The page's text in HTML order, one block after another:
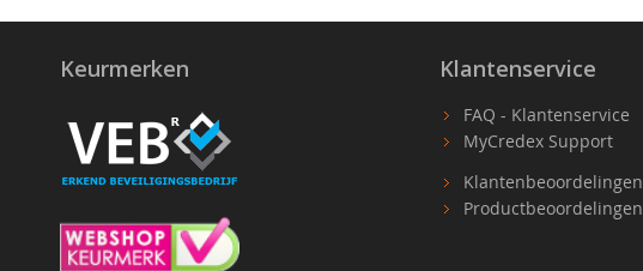
Keurmerken Klantenservice
FAQ - Klantenservice
MyCredex Support
Klantenbeoordelingen
Productbeoordelingen